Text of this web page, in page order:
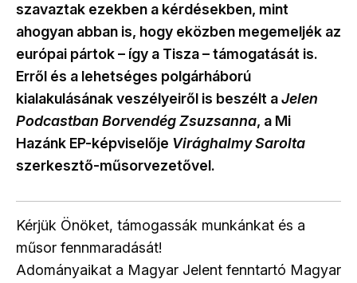
szavaztak ezekben a kérdésekben, mint
ahogyan abban is, hogy eközben megemeljék az
európai pártok – így a Tisza – támogatását is.
Erről és a lehetséges polgárháború
kialakulásának veszélyeiről is beszélt aJelen
Podcastban Borvendég Zsuzsanna, a Mi
Hazánk EP-képviselője Virághalmy Sarolta
szerkesztő-műsorvezetővel.
Kérjük Önöket, támogassák munkánkat és a
műsor fennmaradását!
Adományaikat a Magyar Jelent fenntartó Magyar